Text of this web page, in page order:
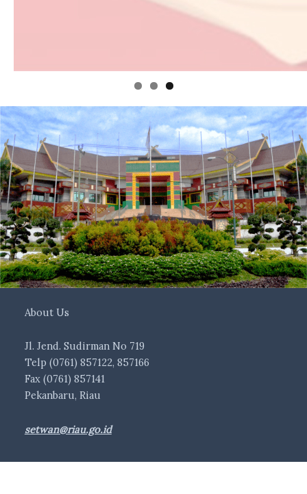
About Us
Jl. Jend. Sudirman No 719
Telp (0761) 857122, 857166
Fax (0761) 857141
Pekanbaru, Riau
setwan@riau.go.id